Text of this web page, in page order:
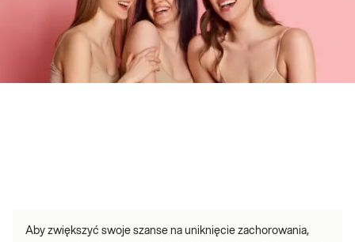
Aby zwiększyć swoje szanse na uniknięcie zachorowania,